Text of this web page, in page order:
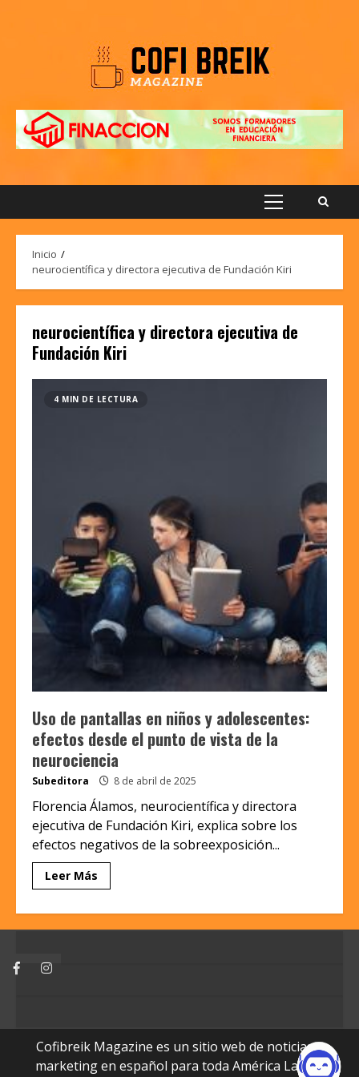
Menú
Inicio
neurocientífica y directora ejecutiva de Fundación Kiri
neurocientífica y directora ejecutiva de
Fundación Kiri
4 MIN DE LECTURA
Uso de pantallas en niños y adolescentes:
efectos desde el punto de vista de la
neurociencia
Subeditora 8 de abril de 2025
Florencia Álamos, neurocientífica y directora
ejecutiva de Fundación Kiri, explica sobre los
efectos negativos de la sobreexposición...
Leer Más
FacebookInstagram
Cofibreik Magazine es un sitio web de noticias y
marketing en español para toda América Latina.